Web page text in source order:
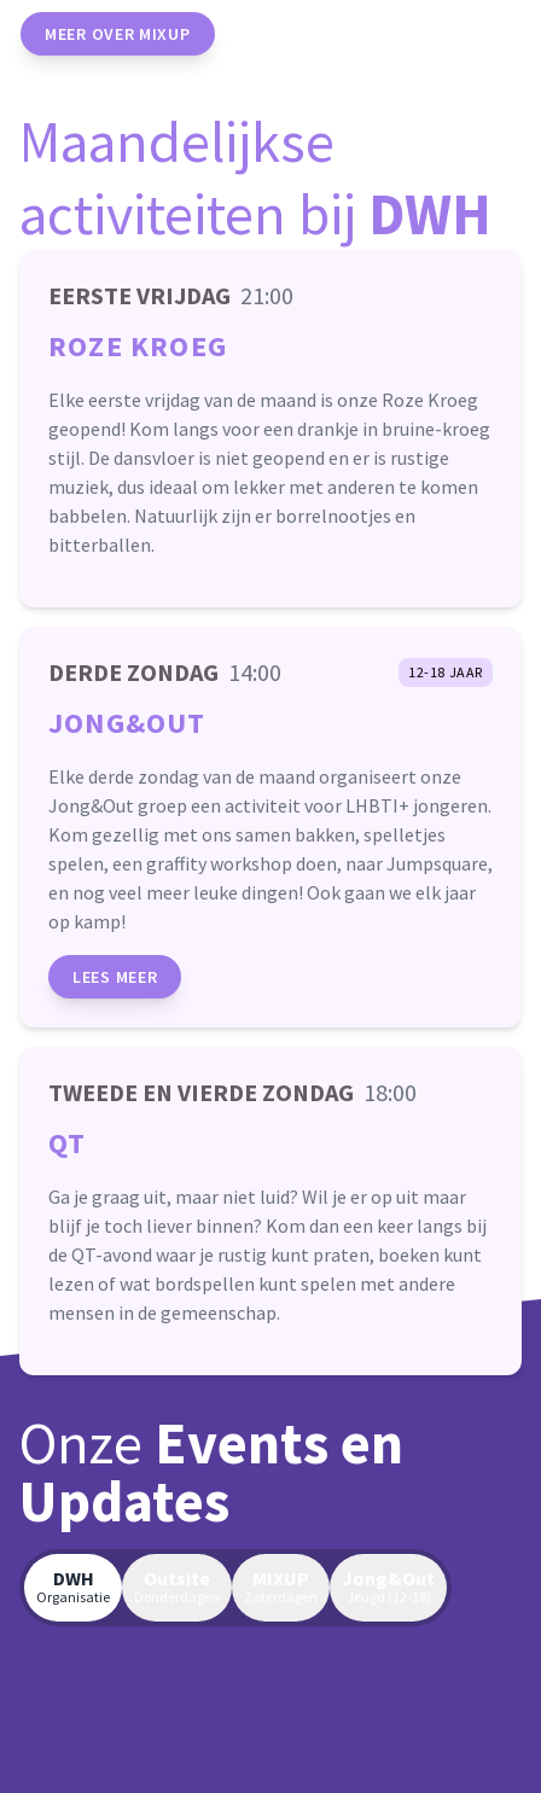
MEER OVER MIXUP
Maandelijkse
activiteiten bij DWH
EERSTE VRIJDAG 21:00
ROZE KROEG
Elke eerste vrijdag van de maand is onze Roze Kroeg
geopend! Kom langs voor een drankje in bruine-kroeg
stijl. De dansvloer is niet geopend en er is rustige
muziek, dus ideaal om lekker met anderen te komen
babbelen. Natuurlijk zijn er borrelnootjes en
bitterballen.
DERDE ZONDAG 14:00 12-18 JAAR
JONG&OUT
Elke derde zondag van de maand organiseert onze
Jong&Out groep een activiteit voor LHBTI+ jongeren.
Kom gezellig met ons samen bakken, spelletjes
spelen, een graffity workshop doen, naar Jumpsquare,
en nog veel meer leuke dingen! Ook gaan we elk jaar
op kamp!
LEES MEER
TWEEDE EN VIERDE ZONDAG 18:00
QT
Ga je graag uit, maar niet luid? Wil je er op uit maar
blijf je toch liever binnen? Kom dan een keer langs bij
de QT-avond waar je rustig kunt praten, boeken kunt
lezen of wat bordspellen kunt spelen met andere
mensen in de gemeenschap.
Onze Events en
Updates
DWH
Organisatie